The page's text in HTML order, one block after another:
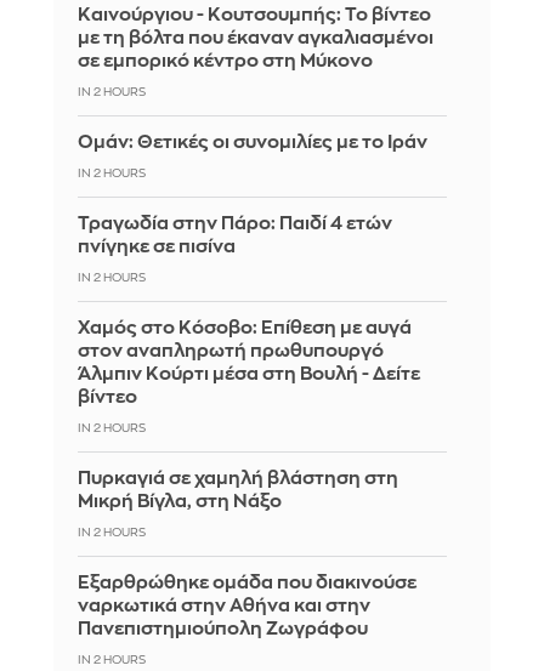
Καινούργιου - Κουτσουμπής: Το βίντεο
με τη βόλτα που έκαναν αγκαλιασμένοι
σε εμπορικό κέντρο στη Μύκονο
IN 2 HOURS
Ομάν: Θετικές οι συνομιλίες με το Ιράν
IN 2 HOURS
Τραγωδία στην Πάρο: Παιδί 4 ετών
πνίγηκε σε πισίνα
IN 2 HOURS
Χαμός στο Κόσοβο: Επίθεση με αυγά
στον αναπληρωτή πρωθυπουργό
Άλμπιν Κούρτι μέσα στη Βουλή - Δείτε
βίντεο
IN 2 HOURS
Πυρκαγιά σε χαμηλή βλάστηση στη
Μικρή Βίγλα, στη Νάξο
IN 2 HOURS
Εξαρθρώθηκε ομάδα που διακινούσε
ναρκωτικά στην Αθήνα και στην
Πανεπιστημιούπολη Ζωγράφου
IN 2 HOURS